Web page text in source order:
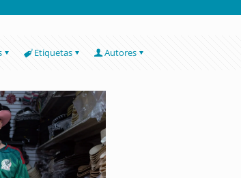
Etiquetas Autores